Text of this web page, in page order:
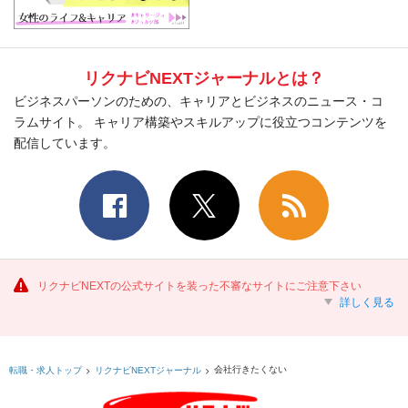
リクナビNEXTジャーナルとは？
ビジネスパーソンのための、キャリアとビジネスのニュース・コ
ラムサイト。 キャリア構築やスキルアップに役立つコンテンツを
配信しています。
リクナビNEXTの公式サイトを装った不審なサイトにご注意下さい
詳しく見る
転職・求人トップ リクナビNEXTジャーナル 会社行きたくない